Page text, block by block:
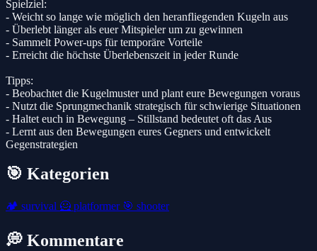
Spielziel:
- Weicht so lange wie möglich den heranfliegenden Kugeln aus
- Überlebt länger als euer Mitspieler um zu gewinnen
- Sammelt Power-ups für temporäre Vorteile
- Erreicht die höchste Überlebenszeit in jeder Runde
Tipps:
- Beobachtet die Kugelmuster und plant eure Bewegungen voraus
- Nutzt die Sprungmechanik strategisch für schwierige Situationen
- Haltet euch in Bewegung – Stillstand bedeutet oft das Aus
- Lernt aus den Bewegungen eures Gegners und entwickelt
Gegenstrategien
🎯 Kategorien
🏕️ survival 🦸 platformer 🎯 shooter
💭 Kommentare